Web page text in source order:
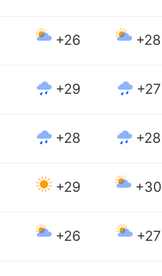
+26 +28
+29 +27
+28 +28
+29 +30
+26 +27